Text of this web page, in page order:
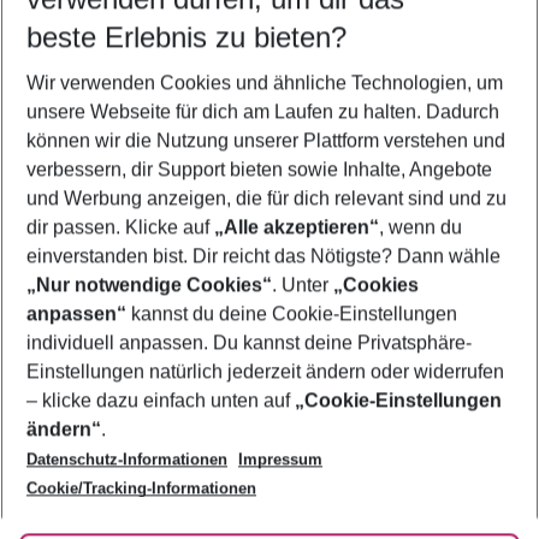
5-8 Nächte
2 Erwachsene Keine Kinder
Mehr Filter anzeigen
Footer
Footer navigation
Über uns
AGB
Bestpreisgarantie
Cookie-Einstellungen ändern
Cookie-Richtlinie
Agenturbetreuung
Barrierefreies Reisen
Folge uns
beste Erlebnis zu bieten?
Wir verwenden Cookies und ähnliche Technologien, um
unsere Webseite für dich am Laufen zu halten. Dadurch
können wir die Nutzung unserer Plattform verstehen und
verbessern, dir Support bieten sowie Inhalte, Angebote
und Werbung anzeigen, die für dich relevant sind und zu
dir passen. Klicke auf „Alle akzeptieren“, wenn du
einverstanden bist. Dir reicht das Nötigste? Dann wähle
„Nur notwendige Cookies“. Unter „Cookies
anpassen“ kannst du deine Cookie-Einstellungen
individuell anpassen. Du kannst deine Privatsphäre-
Einstellungen natürlich jederzeit ändern oder widerrufen
– klicke dazu einfach unten auf „Cookie-Einstellungen
ändern“.
Datenschutz-Informationen
Impressum
Cookie/Tracking-Informationen